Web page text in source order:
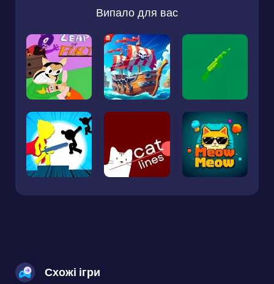
Випало для вас
Схожі ігри